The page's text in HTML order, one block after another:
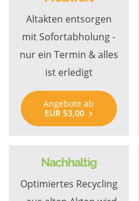
Altakten entsorgen
mit Sofortabholung -
nur ein Termin & alles
ist erledigt
Angebote ab
EUR 53,00
Nachhaltig
Optimiertes Recycling